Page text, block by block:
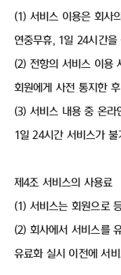
(1) 서비스 이용은 회사
연중무휴, 1일 24시간을
(2) 전항의 서비스 이용
회원에게 사전 통지한
(3) 서비스 내용 중 온라
1일 24시간 서비스가
제4조 서비스의 사용료
(1) 서비스는 회원으로
(2) 회사에서 서비스를
유료화 실시 이전에 서